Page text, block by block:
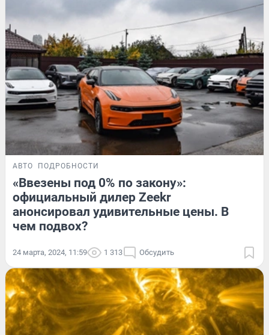
АВТО ПОДРОБНОСТИ
«Ввезены под 0% по закону»:
официальный дилер Zeekr
анонсировал удивительные цены. В
чем подвох?
24 марта, 2024, 11:59 1 313 Обсудить